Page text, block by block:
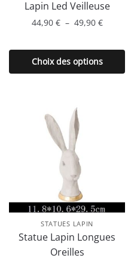
Lapin Led Veilleuse
44,90 € – 49,90 €Plage
prix :
44,90 €
à
Choix des options
produit
a
Les
options
peuvent
être
choisies
sur
la
page
du
produit
STATUES LAPIN
Statue Lapin Longues
Oreilles